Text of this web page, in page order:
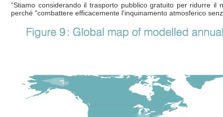
“Stiamo considerando il trasporto pubblico gratuito per ridurre
perché "combattere efficacemente l'inquinamento atmosferico